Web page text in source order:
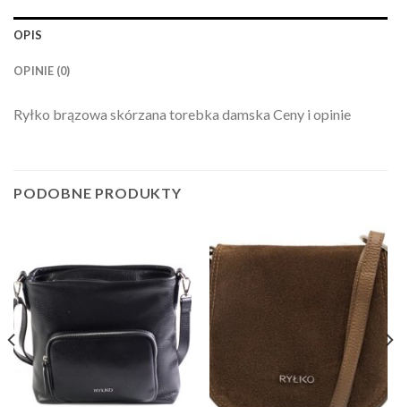
OPIS
OPINIE (0)
Ryłko brązowa skórzana torebka damska Ceny i opinie
PODOBNE PRODUKTY